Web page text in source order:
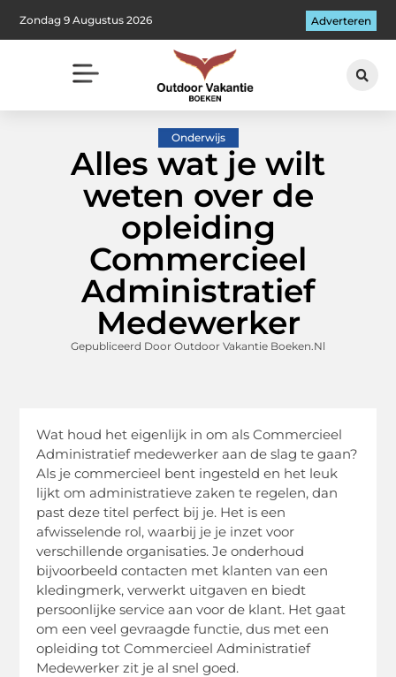
Zondag 9 Augustus 2026 Adverteren
Onderwijs
Alles wat je wilt
weten over de
opleiding
Commercieel
Administratief
Medewerker
Gepubliceerd Door Outdoor Vakantie Boeken.nl
Wat houd het eigenlijk in om als Commercieel
Administratief medewerker aan de slag te gaan?
Als je commercieel bent ingesteld en het leuk
lijkt om administratieve zaken te regelen, dan
past deze titel perfect bij je. Het is een
afwisselende rol, waarbij je je inzet voor
verschillende organisaties. Je onderhoud
bijvoorbeeld contacten met klanten van een
kledingmerk, verwerkt uitgaven en biedt
persoonlijke service aan voor de klant. Het gaat
om een veel gevraagde functie, dus met een
opleiding tot Commercieel Administratief
Medewerker zit je al snel goed.